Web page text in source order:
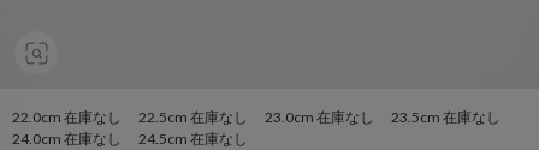
22.0cm 在庫なし 22.5cm 在庫なし 23.0cm 在庫なし 23.5cm 在庫なし
24.0cm 在庫なし 24.5cm 在庫なし